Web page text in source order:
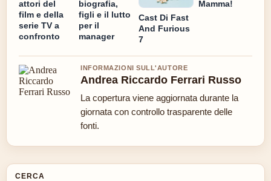
attori del
film e della
serie TV a
confronto
biografia,
figli e il lutto
per il
manager
Cast Di Fast
And Furious
7
Mamma!
INFORMAZIONI SULL'AUTORE
Andrea Riccardo Ferrari Russo
La copertura viene aggiornata durante la
giornata con controllo trasparente delle
fonti.
CERCA